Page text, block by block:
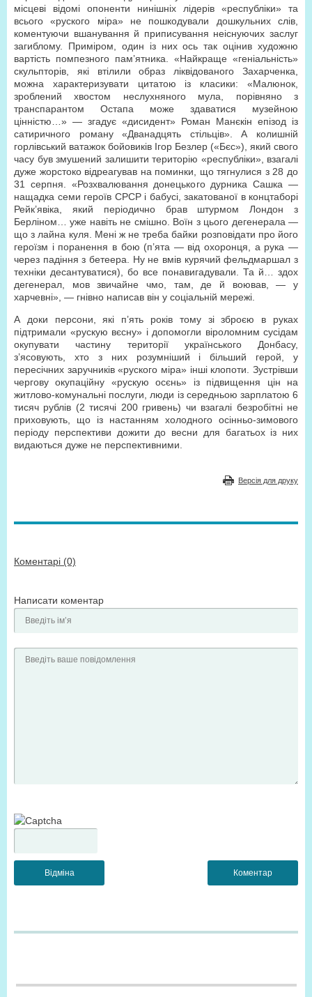
місцеві відомі опоненти нинішніх лідерів «республіки» та
всього «руского міра» не пошкодували дошкульних слів,
коментуючи вшанування й приписування неіснуючих заслуг
загиблому. Приміром, один із них ось так оцінив художню
вартість помпезного пам’ятника. «Найкраще «геніальність»
скульпторів, які втілили образ ліквідованого Захарченка,
можна характеризувати цитатою із класики: «Малюнок,
зроблений хвостом неслухняного мула, порівняно з
транспарантом Остапа може здаватися музейною
цінністю…» — згадує «дисидент» Роман Манєкін епізод із
сатиричного роману «Дванадцять стільців». А колишній
горлівський ватажок бойовиків Ігор Безлер («Бєс»), який свого
часу був змушений залишити територію «республіки», взагалі
дуже жорстоко відреагував на поминки, що тягнулися з 28 до
31 серпня. «Розхвалювання донецького дурника Сашка —
нащадка семи героїв СРСР і бабусі, закатованої в концтаборі
Рейк’явіка, який періодично брав штурмом Лондон з
Берліном… уже навіть не смішно. Воїн з цього дегенерала —
що з лайна куля. Мені ж не треба байки розповідати про його
героїзм і поранення в бою (п’ята — від охоронця, а рука —
через падіння з бетеера. Ну не вмів курячий фельдмаршал з
техніки десантуватися), бо все понавигадували. Та й… здох
дегенерал, мов звичайне чмо, там, де й воював, — у
харчевні», — гнівно написав він у соціальній мережі.
А доки персони, які п’ять років тому зі зброєю в руках
підтримали «рускую вєсну» і допомогли віроломним сусідам
окупувати частину території українського Донбасу,
з’ясовують, хто з них розумніший і більший герой, у
пересічних заручників «руского міра» інші клопоти. Зустрівши
чергову окупаційну «рускую осєнь» із підвищення цін на
житлово-комунальні послуги, люди із середньою зарплатою 6
тисяч рублів (2 тисячі 200 гривень) чи взагалі безробітні не
приховують, що із настанням холодного осінньо-зимового
періоду перспективи дожити до весни для багатьох із них
видаються дуже не перспективними.
Версія для друку
Коментарі (0)
Написати коментар